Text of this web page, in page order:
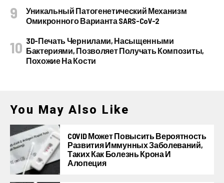
Уникальный Патогенетический Механизм
Омикронного Варианта SARS-CoV-2
3D-Печать Чернилами, Насыщенными
Бактериями, Позволяет Получать Композиты,
Похожие На Кости
You May Also Like
COVID Может Повысить Вероятность
Развития Иммунных Заболеваний,
Таких Как Болезнь Крона И
Алопеция